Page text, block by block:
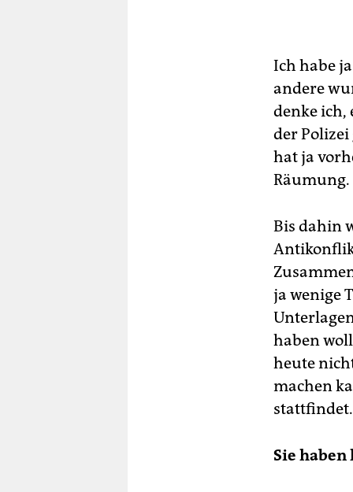
Ich habe
andere
denke ich,
der
hat ja
Räumung.
Bis dahin
ja wenige
haben
heute
machen
stattfindet.
Sie